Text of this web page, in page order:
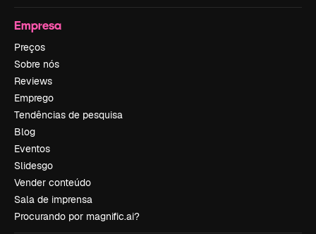
Empresa
Preços
Sobre nós
Reviews
Emprego
Tendências de pesquisa
Blog
Eventos
Slidesgo
Vender conteúdo
Sala de imprensa
Procurando por magnific.ai?